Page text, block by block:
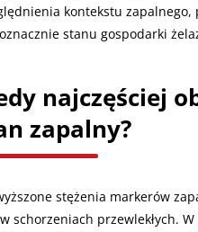
kontekstu
stanu gospodarki
najczęściej
zapalny?
stężenia markerów
schorzeniach przewlekłych.